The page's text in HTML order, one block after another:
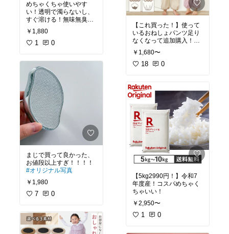
めちゃくちゃ使いやす
い！透明で濁らないし、
すぐ溶ける！無味無臭だ
から水に入れても違和感
ゼロ❤️‍🔥１日分の鉄分も食
￥1,880
1 0
まじで買って良かった、
#オリジナル写真
￥1,980
7 0
【これ買った！】使って
いるおねしょパンツ足り
なくなって追加購入！ク
ーポンで50%OFFだっ
た！
￥1,680〜
18 0
【5kg2990円！】令和7
年度産！コスパめちゃく
ちゃいい！
￥2,950〜
1 0